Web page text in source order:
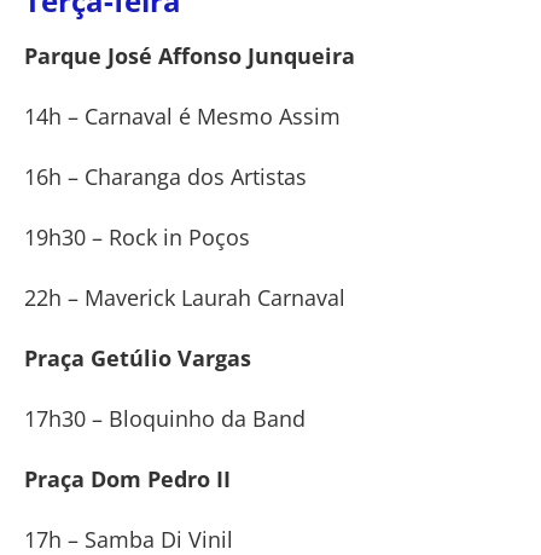
Parque José Affonso Junqueira
14h – Carnaval é Mesmo Assim
16h – Charanga dos Artistas
19h30 – Rock in Poços
22h – Maverick Laurah Carnaval
Praça Getúlio Vargas
17h30 – Bloquinho da Band
Praça Dom Pedro II
17h – Samba Di Vinil